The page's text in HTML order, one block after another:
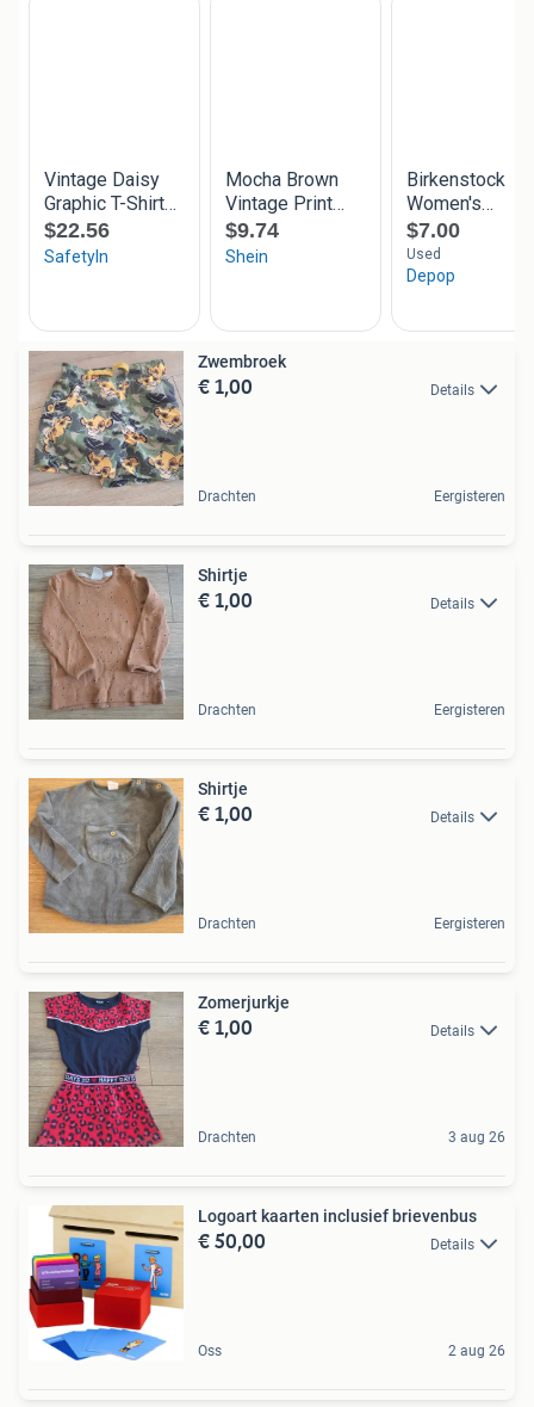
Zwembroek
€ 1,00 Details
Drachten Eergisteren
Shirtje
€ 1,00 Details
Drachten Eergisteren
Shirtje
€ 1,00 Details
Drachten Eergisteren
Zomerjurkje
€ 1,00 Details
Drachten 3 aug 26
Logoart kaarten inclusief brievenbus
€ 50,00 Details
Oss 2 aug 26